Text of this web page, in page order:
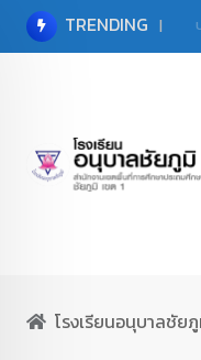
TRENDING
โรงเรียนอนุบาลชัย